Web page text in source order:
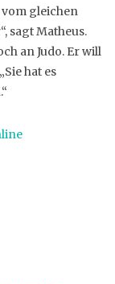
gleichen
sagt Matheus.
an Judo. Er will
hat es